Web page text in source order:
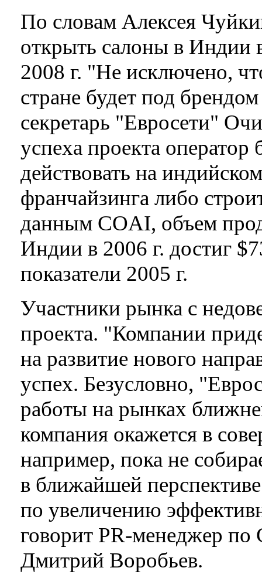
По словам Алексея
открыть салоны в Индии
2008 г. "Не исключено,
стране будет под
секретарь "Евросети"
успеха проекта
действовать на
франчайзинга либо
данным COAI, объем
Индии в 2006 г. достиг
показатели 2005 г.
Участники рынка с
проекта. "Компании
на развитие нового
успех. Безусловно,
работы на рынках
компания окажется в
например, пока не
в ближайшей
по увеличению
говорит PR-менеджер
Дмитрий Воробьев.